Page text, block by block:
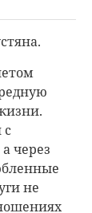
с
через
не